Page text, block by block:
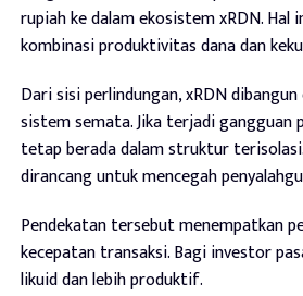
rupiah ke dalam ekosistem xRDN.
kombinasi produktivitas dana dan
Dari sisi perlindungan, xRDN
sistem semata. Jika terjadi gangguan
tetap berada dalam struktur
dirancang untuk mencegah
Pendekatan tersebut menempatkan
kecepatan transaksi. Bagi investor
likuid dan lebih produktif.